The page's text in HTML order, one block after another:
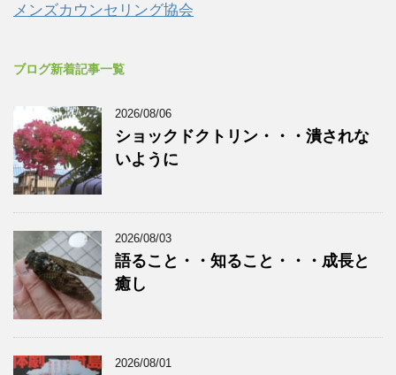
メンズカウンセリング協会
ブログ新着記事一覧
2026/08/06
ショックドクトリン・・・潰されな
いように
2026/08/03
語ること・・知ること・・・成長と
癒し
2026/08/01